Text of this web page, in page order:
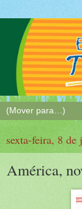
sexta-feira, 8 de
América,